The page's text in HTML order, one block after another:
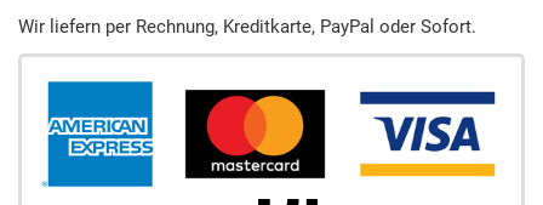
Wir liefern per Rechnung, Kreditkarte, PayPal oder Sofort.